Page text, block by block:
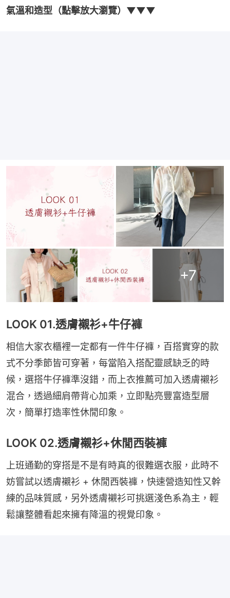
氣溫和造型（點擊放大瀏覽）▼▼▼
+7
LOOK 01.透膚襯衫+牛仔褲
相信大家衣櫃裡一定都有一件牛仔褲，百搭實穿的款
式不分季節皆可穿著，每當陷入搭配靈感缺乏的時
候，選搭牛仔褲準沒錯，而上衣推薦可加入透膚襯衫
混合，透過細肩帶背心加乘，立即點亮豐富造型層
次，簡單打造率性休閒印象。
LOOK 02.透膚襯衫+休閒西裝褲
上班通勤的穿搭是不是有時真的很難選衣服，此時不
妨嘗試以透膚襯衫 + 休閒西裝褲，快速營造知性又幹
練的品味質感，另外透膚襯衫可挑選淺色系為主，輕
鬆讓整體看起來擁有降溫的視覺印象。